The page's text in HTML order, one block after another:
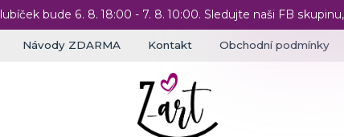
bude 6. 8. 18:00 - 7. 8. 10:00. Sledujte naši FB
Návody ZDARMA Kontakt Obchodní podmínky